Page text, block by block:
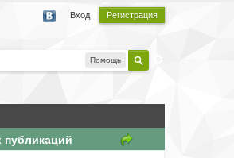
Вход Регистрация
Помощь